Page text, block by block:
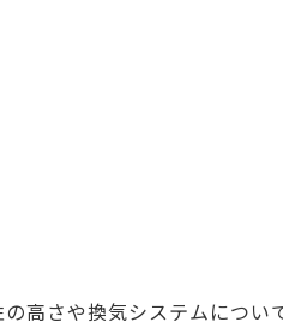
高さや換気システムについ